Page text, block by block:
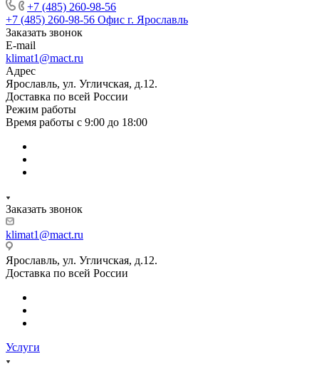
+7 (485) 260-98-56
+7 (485) 260-98-56 Офис г. Ярославль
Заказать звонок
E-mail
klimat1@mact.ru
Адрес
Ярославль, ул. Угличская, д.12.
Доставка по всей России
Режим работы
Время работы с 9:00 до 18:00
Заказать звонок
klimat1@mact.ru
Ярославль, ул. Угличская, д.12.
Доставка по всей России
Услуги